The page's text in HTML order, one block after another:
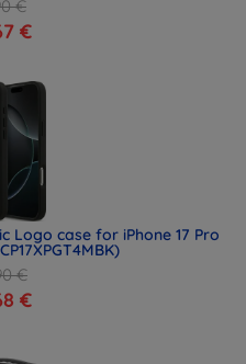
€
€
Logo case for iPhone 17 Pro
€
€